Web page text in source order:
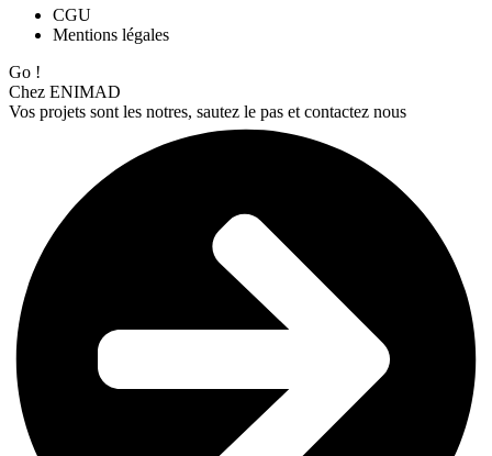
CGU
Mentions légales
Go !
Chez ENIMAD
Vos projets sont les notres, sautez le pas et contactez nous